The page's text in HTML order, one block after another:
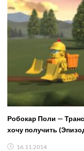
Робокар Поли —
хочу получить
16.11.2014